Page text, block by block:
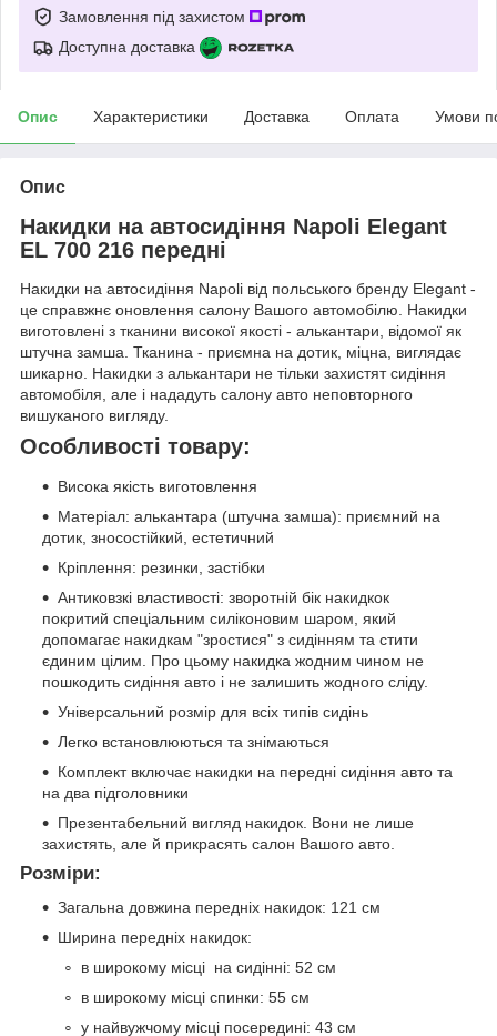
Замовлення під захистом
Доступна доставка
Опис Характеристики Доставка Оплата Умови
Опис
Накидки на автосидіння Napoli Elegant
EL 700 216 передні
Накидки на автосидіння Napoli від польського бренду Elegant -
це справжнє оновлення салону Вашого автомобілю. Накидки
виготовлені з тканини високої якості - алькантари, відомої як
штучна замша. Тканина - приємна на дотик, міцна, виглядає
шикарно. Накидки з алькантари не тільки захистят сидіння
автомобіля, але і нададуть салону авто неповторного
вишуканого вигляду.
Особливості товару:
Висока якість виготовлення
Матеріал: алькантара (штучна замша): приємний на
дотик, зносостійкий, естетичний
Кріплення: резинки, застібки
Антиковзкі властивості: зворотній бік накидкок
покритий спеціальним силіконовим шаром, який
допомагає накидкам "зростися" з сидінням та стити
єдиним цілим. Про цьому накидка жодним чином не
пошкодить сидіння авто і не залишить жодного сліду.
Універсальний розмір для всіх типів сидінь
Легко встановлюються та знімаються
Комплект включає накидки на передні сидіння авто та
на два підголовники
Презентабельний вигляд накидок. Вони не лише
захистять, але й прикрасять салон Вашого авто.
Розміри:
Загальна довжина передніх накидок: 121 см
Ширина передніх накидок:
в широкому місці на сидінні: 52 см
в широкому місці спинки: 55 см
у найвужчому місці посередині: 43 см